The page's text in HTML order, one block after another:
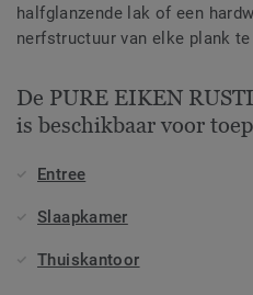
halfglanzende lak of een
nerfstructuur van elke plank
De PURE EIKEN
is beschikbaar voor
Entree
Slaapkamer
Thuiskantoor